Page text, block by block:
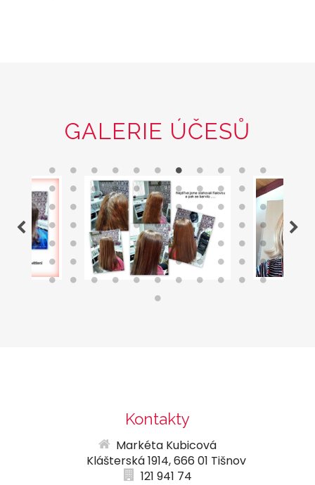
GALERIE ÚČESŮ
Kontakty
Markéta Kubicová
Klášterská 1914, 666 01 Tišnov
121 941 74